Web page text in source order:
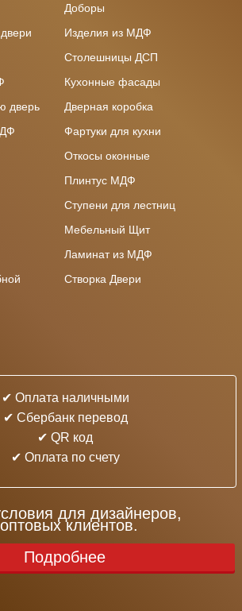
Доборы
Изделия из МДФ
Столешницы ДСП
Кухонные фасады
дверь
Дверная коробка
Фартуки для кухни
Откосы оконные
Плинтус МДФ
Ступени для лестниц
Мебельный Щит
Ламинат из МДФ
Створка Двери
✔ Оплата наличными
✔ Cбербанк перевод
✔ QR код
✔ Оплата по счету
для дизайнеров,
клиентов.
Подробнее